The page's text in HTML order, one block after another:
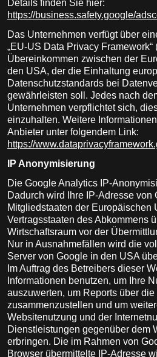
Details finden Sie hier:
https://business.safety.google/
Das Unternehmen verfügt über
„EU-US Data Privacy
Übereinkommen zwischen der
den USA, der die Einhaltung
Datenschutzstandards bei
gewährleisten soll. Jedes nach
Unternehmen verpflichtet sich,
einzuhalten. Weitere
Anbieter unter folgendem Link:
https://
IP Anonymisierung
Die Google Analytics IP-
Dadurch wird Ihre IP-Adresse von
Mitgliedstaaten der Europäischen
Vertragsstaaten des Abkommens
Wirtschaftsraum vor der
Nur in Ausnahmefällen wird die
Server von Google in den USA
Im Auftrag des Betreibers dieser
Informationen benutzen, um Ihre
auszuwerten, um Reports über
zusammenzustellen und um
Websitenutzung und der
Dienstleistungen gegenüber dem
erbringen. Die im Rahmen von
Browser übermittelte IP-Adresse